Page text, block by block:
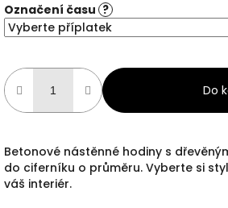
Označení času ?
Do
Betonové nástěnné hodiny s
do ciferníku o průměru. Vyberte si
váš interiér.